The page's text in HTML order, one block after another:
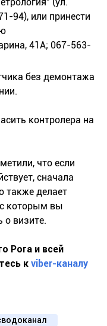
94), или принести
41А; 067-563-
без демонтажа
контролера на
что если
сначала
также делает
с которым вы
о визите.
Рога и всей
к viber-каналу